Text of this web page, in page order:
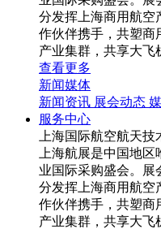
分发挥上海商用航空
作伙伴携手，共塑商
产业集群，共享大飞
查看更多
新闻媒体
新闻资讯 展会动态
服务中心
上海国际航空航天
上海航展是中国地
业国际采购盛会。展
分发挥上海商用航空
作伙伴携手，共塑商
产业集群，共享大飞